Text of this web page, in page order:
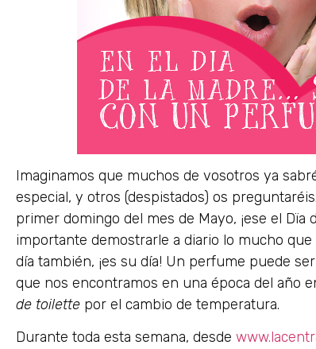
Imaginamos que muchos de vosotros ya
especial, y otros (despistados) os
primer domingo del mes de Mayo, ¡ese el
importante demostrarle a diario lo mucho
día también, ¡es su día! Un perfume puede
que nos encontramos en una época del año
de toilette por el cambio de temperatura.
Durante toda esta semana, desde